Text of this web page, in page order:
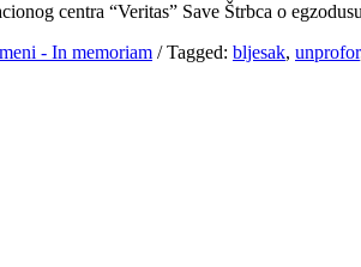
centra “Veritas” Save Štrbca o
- In memoriam /Tagged: bljesak, unprofor